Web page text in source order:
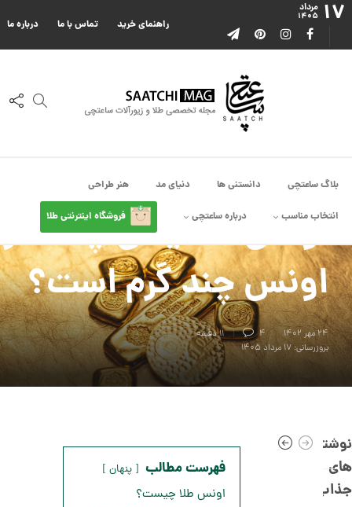
۱۷ مرداد
۱۴۰۵
درباره ما تماس با ما راهنمای خرید
بلاگ ساعتچی دانستنی ها دنیای مد هنر طراحی
انتخاب مناسب درباره ساعتچی فروشگاه اینترنتی طلا
دانستنی ها
اونس طلا یعنی چه؟ هر
اونس چند گرم است؟
۲۴ مهر ۱۴۰۲ 4
11 دقیقه
بروزرسانی: ۱۷ مرداد ۱۴۰۵
فهرست مطالب پنهان
اونس طلا چیست؟
نوشته
های
جذاب